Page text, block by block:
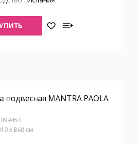
подвесная MANTRA PAOLA
099454
x В68 см